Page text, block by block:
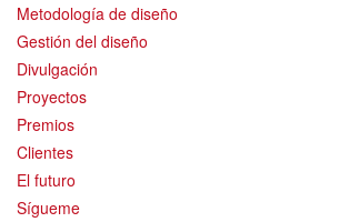
Metodología de diseño
Gestión del diseño
Divulgación
Proyectos
Premios
Clientes
El futuro
Sígueme